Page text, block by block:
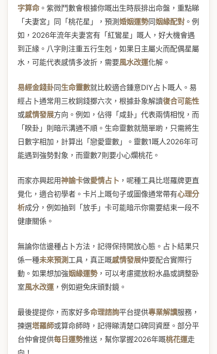
字算命。紫微鬥數會根據你嘅出生時辰排出命盤，重點睇
「夫妻宮」同「桃花星」，預測婚姻運勢同姻緣配對 。例
如，2026年流年夫妻宮有「紅鸞星」嘅人，好大機會遇
到正緣。八字則注重五行生剋，如果日主屬火而配偶星屬
水，可能代表感情多波折，需要風水改運化解。
易經金錢卦同生命靈數就比較適合鍾意DIY占卜嘅人。易
經占卜通常用三枚銅錢擲六次，根據卦象解讀復合可能性
或感情發展方向。例如，佔得「咸卦」代表兩情相悅，而
「睽卦」則暗示溝通不順。生命靈數就簡單啲，只需將生
日數字相加，計算出「戀愛靈數」。靈數1嘅人2026年可
能遇到強勢對象，而靈數7則要小心爛桃花。
而家亦興起用神諭卡做愛情占卜 ，呢種工具比塔羅牌更直
覺化，適合初學者。卡片上嘅句子或圖像通常帶有心理分
析成分，例如抽到「放手」卡可能暗示你需要結束一段不
健康關係。
無論你信邊種占卜方法，記得保持開放心態。占卜結果只
係一種未來預測 工具，真正嘅感情發展仲要配合實際行
動。如果想加強姻緣運勢，可以考慮擺放粉水晶或調整卧
室風水改運 ，例如避免床頭對鏡。
最後提提你，而家好多命理諮詢平台提供專業解讀服務，
揀選塔羅師或算命師時，記得睇清楚口碑同資歷。部分平
台仲會提供每日運勢推送，幫你掌握2026年嘅桃花運走